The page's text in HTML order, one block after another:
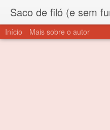
Saco de filó (e sem
Início Mais sobre o autor